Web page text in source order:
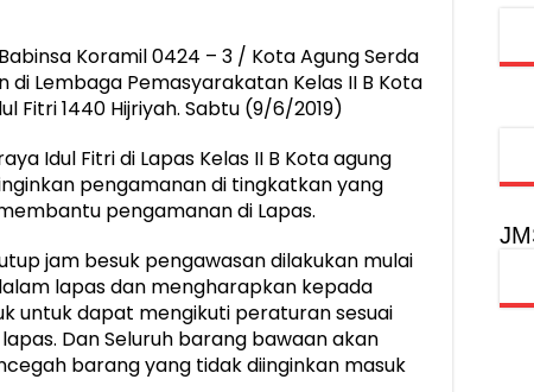
Koramil 0424 – 3 / Kota Agung Serda
Lembaga Pemasyarakatan Kelas II B Kota
Fitri 1440 Hijriyah. Sabtu (9/6/2019)
Idul Fitri di Lapas Kelas II B Kota agung
pengamanan di tingkatkan yang
pengamanan di Lapas.
jam besuk pengawasan dilakukan mulai
lapas dan mengharapkan kepada
untuk dapat mengikuti peraturan sesuai
Dan Seluruh barang bawaan akan
barang yang tidak diinginkan masuk